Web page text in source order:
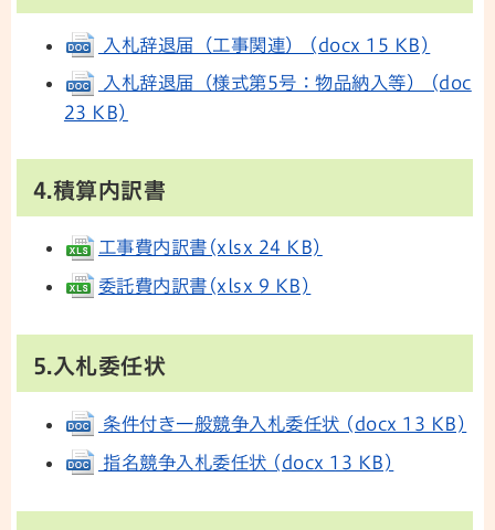
入札辞退届（工事関連） (docx 15 KB)
入札辞退届（様式第5号：物品納入等） (doc
23 KB)
4.積算内訳書
工事費内訳書(xlsx 24 KB)
委託費内訳書(xlsx 9 KB)
5.入札委任状
条件付き一般競争入札委任状 (docx 13 KB)
指名競争入札委任状 (docx 13 KB)